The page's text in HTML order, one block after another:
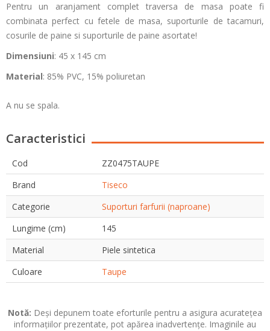
Pentru un aranjament complet traversa de masa poate fi
combinata perfect cu fetele de masa, suporturile de tacamuri,
cosurile de paine si suporturile de paine asortate!
Dimensiuni: 45 x 145 cm
Material: 85% PVC, 15% poliuretan
A nu se spala.
Caracteristici
Cod
ZZ0475TAUPE
Brand
Tiseco
Categorie
Suporturi farfurii (naproane)
Lungime (cm)
145
Material
Piele sintetica
Culoare
Taupe
Notă: Deși depunem toate eforturile pentru a asigura acuratețea
informațiilor prezentate, pot apărea inadvertențe. Imaginile au